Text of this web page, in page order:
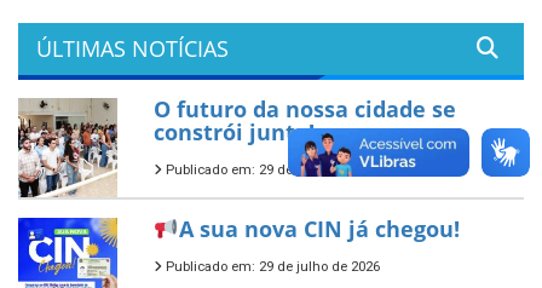
ÚLTIMAS NOTÍCIAS
O futuro da nossa cidade se
constrói junto!
Publicado em: 29 de julho de 2026
A sua nova CIN já chegou!
Publicado em: 29 de julho de 2026